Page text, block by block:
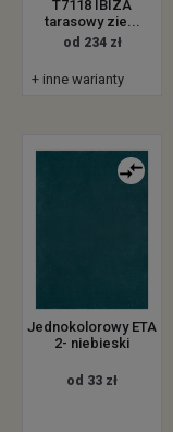
T7118 IBIZA
tarasowy zie...
od 234 zł
+ inne warianty
Jednokolorowy ETA
2- niebieski
od 33 zł